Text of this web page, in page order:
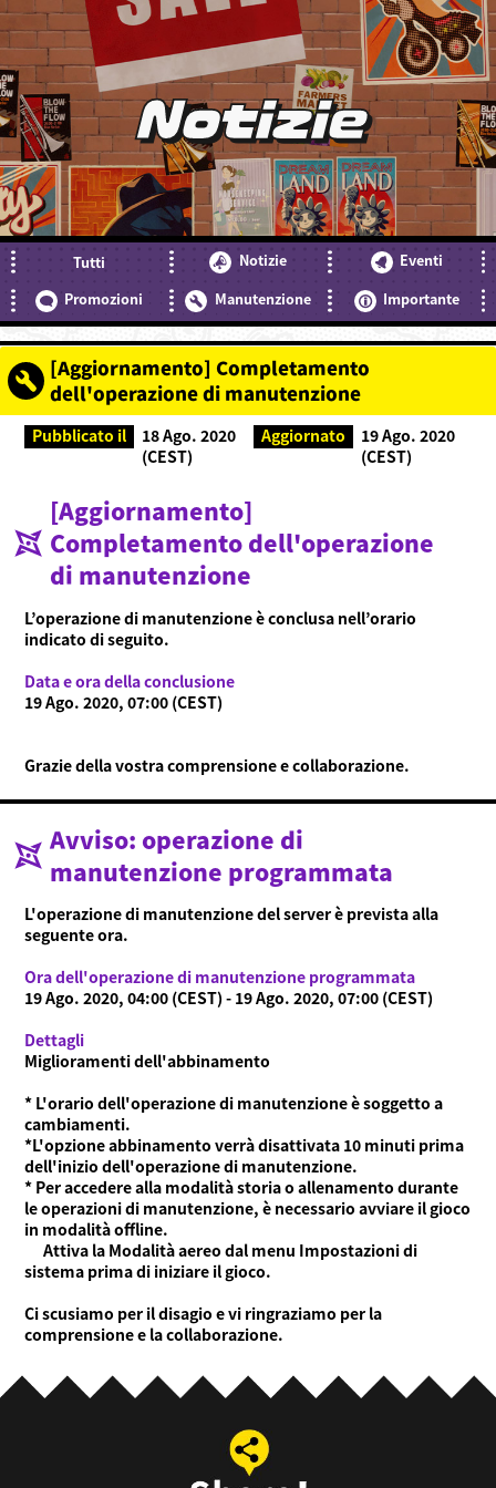
Cos'è Ninjala?
Cos'è Ninjala?
Modalità di gioco
Gomma Ninja
Arene
Stagione
Notizie
Guida online
Notizie
Tutti Notizie
Eventi
Promozioni
Manutenzione Importante
[Aggiornamento] Completamento
dell'operazione di manutenzione
Pubblicato il
18 Ago. 2020
(CEST)
Aggiornato
19 Ago. 2020
(CEST)
[Aggiornamento]
Completamento dell'operazione
di manutenzione
L’operazione di manutenzione è conclusa nell’orario
indicato di seguito.
Data e ora della conclusione
19 Ago. 2020, 07:00 (CEST)
Grazie della vostra comprensione e collaborazione.
Avviso: operazione di
manutenzione programmata
L'operazione di manutenzione del server è prevista alla
seguente ora.
Ora dell'operazione di manutenzione programmata
19 Ago. 2020, 04:00 (CEST) - 19 Ago. 2020, 07:00 (CEST)
Dettagli
Miglioramenti dell'abbinamento
* L'orario dell'operazione di manutenzione è soggetto a
cambiamenti.
*L'opzione abbinamento verrà disattivata 10 minuti prima
dell'inizio dell'operazione di manutenzione.
* Per accedere alla modalità storia o allenamento durante
le operazioni di manutenzione, è necessario avviare il gioco
in modalità offline.
Attiva la Modalità aereo dal menu Impostazioni di
sistema prima di iniziare il gioco.
Ci scusiamo per il disagio e vi ringraziamo per la
comprensione e la collaborazione.